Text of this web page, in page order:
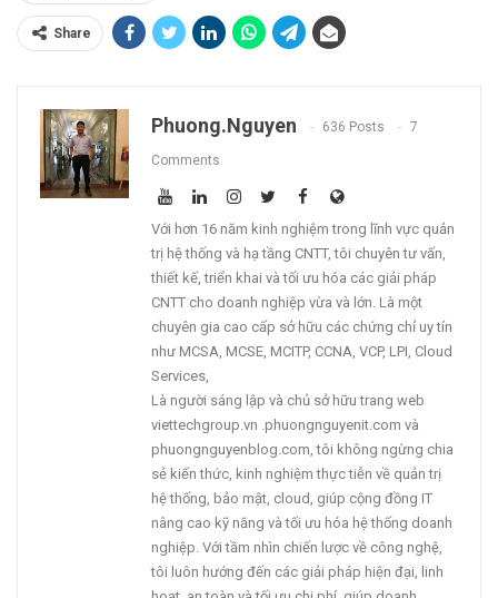
Share
Phuong.nguyen 636 Posts 7
Comments
Với hơn 16 năm kinh nghiệm trong lĩnh vực quản
trị hệ thống và hạ tầng CNTT, tôi chuyên tư vấn,
thiết kế, triển khai và tối ưu hóa các giải pháp
CNTT cho doanh nghiệp vừa và lớn. Là một
chuyên gia cao cấp sở hữu các chứng chỉ uy tín
như MCSA, MCSE, MCITP, CCNA, VCP, LPI, Cloud
Services,
Là người sáng lập và chủ sở hữu trang web
viettechgroup.vn .phuongnguyenit.com và
phuongnguyenblog.com, tôi không ngừng chia
sẻ kiến thức, kinh nghiệm thực tiễn về quản trị
hệ thống, bảo mật, cloud, giúp cộng đồng IT
nâng cao kỹ năng và tối ưu hóa hệ thống doanh
nghiệp. Với tầm nhìn chiến lược về công nghệ,
tôi luôn hướng đến các giải pháp hiện đại, linh